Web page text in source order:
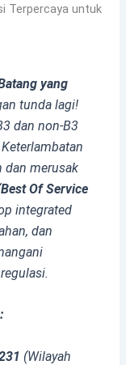
Terpercaya untuk
yang
tunda lagi!
dan non-B3
dan merusak
Of Service
integrated
dan
(Wilayah